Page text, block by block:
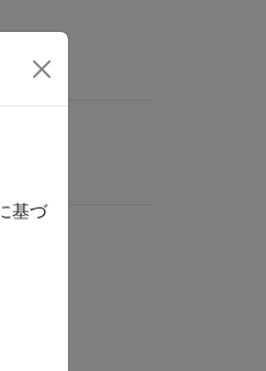
基づ